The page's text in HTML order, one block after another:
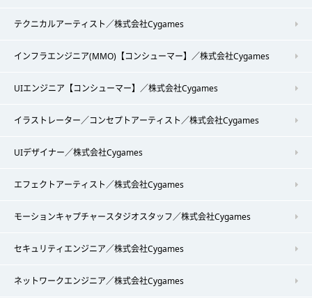
テクニカルアーティスト／株式会社Cygames
インフラエンジニア(MMO)【コンシューマー】／株式会社Cygames
UIエンジニア【コンシューマー】／株式会社Cygames
イラストレーター／コンセプトアーティスト／株式会社Cygames
UIデザイナー／株式会社Cygames
エフェクトアーティスト／株式会社Cygames
モーションキャプチャースタジオスタッフ／株式会社Cygames
セキュリティエンジニア／株式会社Cygames
ネットワークエンジニア／株式会社Cygames